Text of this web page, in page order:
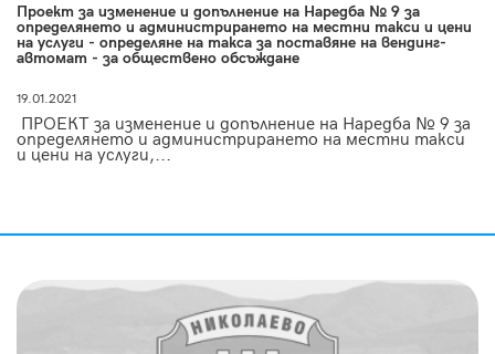
Проект за изменение и допълнение на Наредба № 9 за
определянето и администрирането на местни такси и цени
на услуги - определяне на такса за поставяне на вендинг-
автомат - за обществено обсъждане
19.01.2021
ПРОЕКТ за изменение и допълнение на Наредба № 9 за
определянето и администрирането на местни такси
и цени на услуги,...